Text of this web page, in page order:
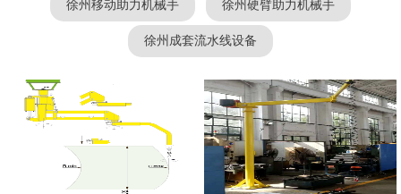
徐州移动助力机械手 徐州硬臂助力机械手
徐州成套流水线设备